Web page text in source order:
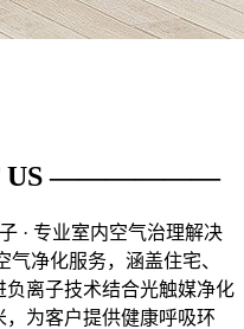
US ——————
· 专业室内空气治理解决
净化服务，涵盖住宅、
离子技术结合光触媒净化
为客户提供健康呼吸环